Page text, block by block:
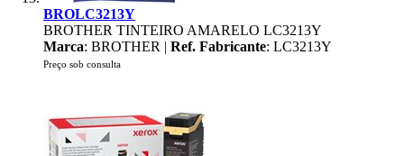
BROLC3213Y
BROTHER TINTEIRO AMARELO LC3213Y
Marca: BROTHER | Ref. Fabricante: LC3213Y
Preço sob consulta